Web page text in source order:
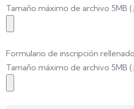
Tamaño máximo de archivo 5MB
Formulario de inscripción rellenado
Tamaño máximo de archivo 5MB